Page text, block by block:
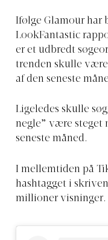
Ifølge Glamour har
LookFantastic
er et udbredt
trenden skulle
af den seneste
Ligeledes skulle
negle” være steget
seneste måned.
I mellemtiden på
hashtagget i
millioner visninger.